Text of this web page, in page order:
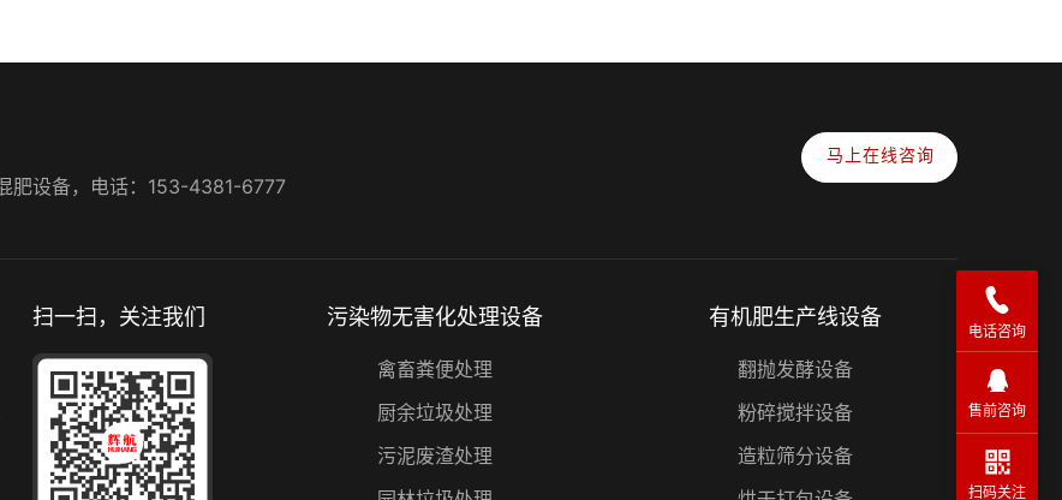
电话咨询
售前咨询
扫码关注
肥设备，电话：153-4381-6777
马上在线咨询
扫一扫，关注我们 污染物无害化处理设备
禽畜粪便处理
厨余垃圾处理
污泥废渣处理
有机肥生产线设备
翻抛发酵设备
粉碎搅拌设备
造粒筛分设备